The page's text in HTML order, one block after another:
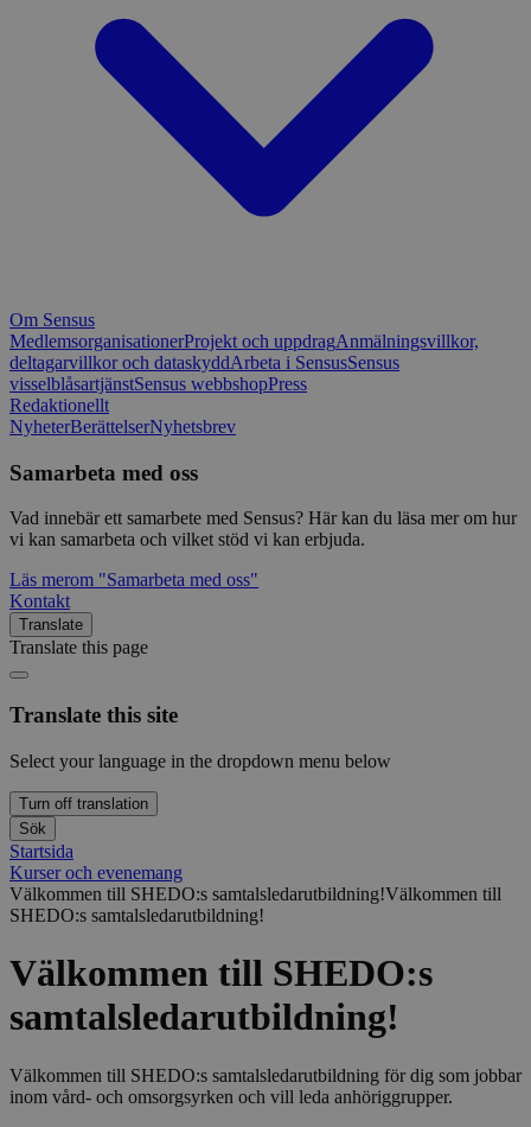
Om Sensus
MedlemsorganisationerProjekt och uppdragAnmälningsvillkor,
deltagarvillkor och dataskyddArbeta i SensusSensus
visselblåsartjänstSensus webbshopPress
Redaktionellt
NyheterBerättelserNyhetsbrev
Samarbeta med oss
Vad innebär ett samarbete med Sensus? Här kan du läsa mer om hur
vi kan samarbeta och vilket stöd vi kan erbjuda.
Läs merom "Samarbeta med oss"
Kontakt
Translate
Translate this page
Translate this site
Select your language in the dropdown menu below
Turn off translation
Sök
Startsida
Kurser och evenemang
Välkommen till SHEDO:s samtalsledarutbildning!Välkommen till
SHEDO:s samtalsledarutbildning!
Välkommen till SHEDO:s
samtalsledarutbildning!
Välkommen till SHEDO:s samtalsledarutbildning för dig som jobbar
inom vård- och omsorgsyrken och vill leda anhöriggrupper.